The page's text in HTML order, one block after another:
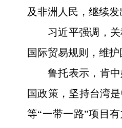
及非洲人民，继续
习近平强调，
国际贸易规则，维护
鲁托表示，肯
国政策，坚持台湾
等“一带一路”项目